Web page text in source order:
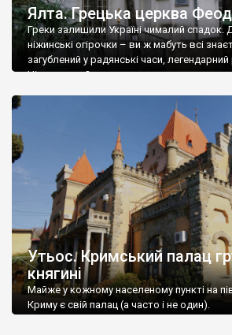
Ялта. Грецька церква
Греки залишили Україні чималий спадок.
ніжинські огірочки – ви ж мабуть всі
загублений у радянські часи,
Ніжин греки?
Утьос. Кримський палац
княгині
Майже у кожному населеному пункті на
Криму є свій палац (а часто і не один).